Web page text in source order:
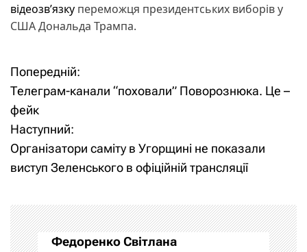
відеозв’язку переможця президентських виборів у
США Дональда Трампа.
Н
а
в
і
а
Попередній:
Телеграм-канали “поховали” Поворознюка. Це –
фейк
Наступний:
Організатори саміту в Угорщині не показали
виступ Зеленського в офіційній трансляції
Федоренко Світлана